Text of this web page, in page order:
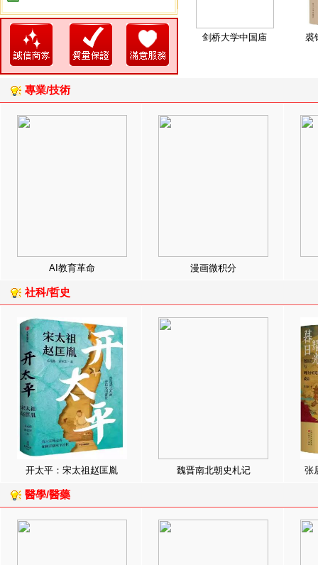
剑桥大学中国庙 裘
專業/技術
AI教育革命 漫画微积分
社科/哲史
开太平：宋太祖赵匡胤 魏晋南北朝史札记 张
醫學/醫藥